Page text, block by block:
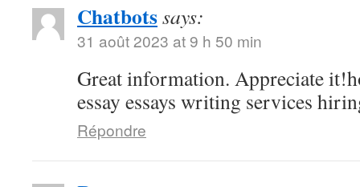
Chatbotssays:
31 août 2023 at 9 h 50 min
Great information. Appreciate
essay essays writing services
Répondre